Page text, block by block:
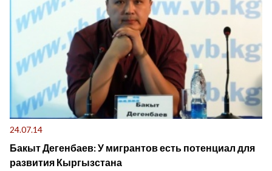
24.07.14
Бакыт Дегенбаев: У мигрантов есть потенциал для
развития Кыргызстана